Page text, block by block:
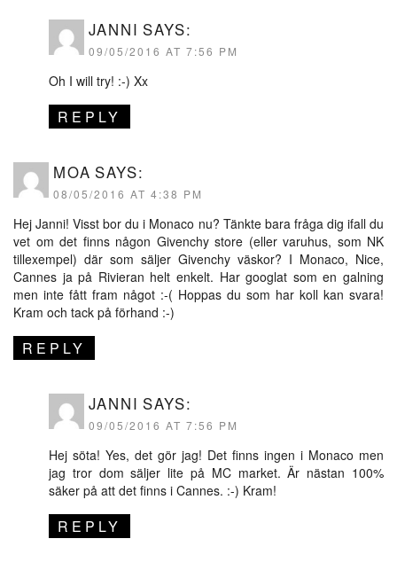
JANNI SAYS:
09/05/2016 AT 7:56 PM
Oh I will try! :-) Xx
REPLY
MOA SAYS:
08/05/2016 AT 4:38 PM
Hej Janni! Visst bor du i Monaco nu? Tänkte bara fråga dig ifall du
vet om det finns någon Givenchy store (eller varuhus, som NK
tillexempel) där som säljer Givenchy väskor? I Monaco, Nice,
Cannes ja på Rivieran helt enkelt. Har googlat som en galning
men inte fått fram något :-( Hoppas du som har koll kan svara!
Kram och tack på förhand :-)
REPLY
JANNI SAYS:
09/05/2016 AT 7:56 PM
Hej söta! Yes, det gör jag! Det finns ingen i Monaco men
jag tror dom säljer lite på MC market. Är nästan 100%
säker på att det finns i Cannes. :-) Kram!
REPLY